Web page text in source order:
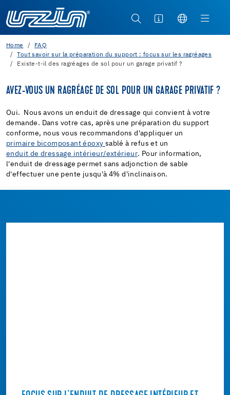
Home
FAQ
Tout savoir sur la préparation du support : focus sur les ragréages
Existe-t-il des ragréages de sol pour un garage privatif ?
AVEZ-VOUS UN RAGRÉAGE DE SOL POUR UN GARAGE PRIVATIF ?
Oui. Nous avons un enduit de dressage qui convient à votre
demande. Dans votre cas, après une préparation du support
conforme, nous vous recommandons d'appliquer un
primaire bicomposant époxy sablé à refus et un
enduit de dressage intérieur/extérieur. Pour information,
l'enduit de dressage permet sans adjonction de sable
d'effectuer une pente jusqu'à 4% d'inclinaison.